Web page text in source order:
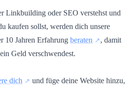
Linkbuilding oder SEO verstehst und
kaufen sollst, werden dich unsere
10 Jahren Erfahrung beraten
, damit
Geld verschwendest.
dich
und füge deine Website hinzu,